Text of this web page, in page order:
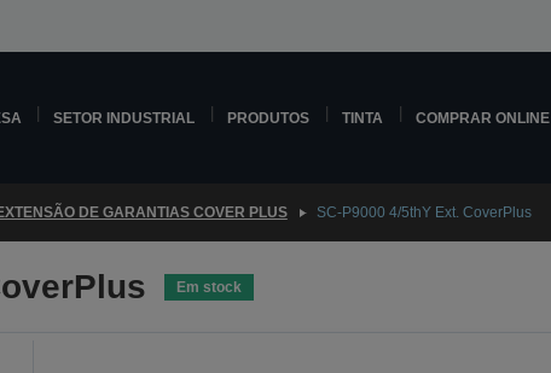
SETOR INDUSTRIAL PRODUTOS TINTA COMPRAR ONLINE
DE GARANTIAS COVER PLUS SC-P9000 4/5thY Ext. CoverPlus
Em stock